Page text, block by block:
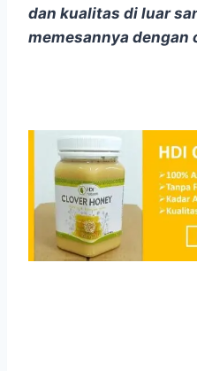
dan kualitas di luar
memesannya dengan